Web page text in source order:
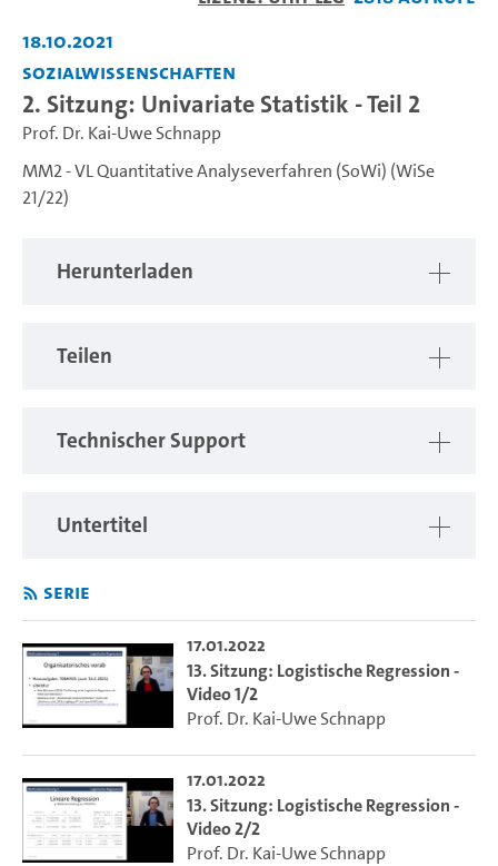
18.10.2021
Sozialwissenschaften
2. Sitzung: Univariate Statistik - Teil 2
Prof. Dr. Kai-Uwe Schnapp
MM2 - VL Quantitative Analyseverfahren (SoWi) (WiSe
21/22)
Herunterladen
Teilen
Technischer Support
Untertitel
Serie
17.01.2022
13. Sitzung: Logistische Regression -
Video 1/2
Prof. Dr. Kai-Uwe Schnapp
17.01.2022
13. Sitzung: Logistische Regression -
Video 2/2
Prof. Dr. Kai-Uwe Schnapp